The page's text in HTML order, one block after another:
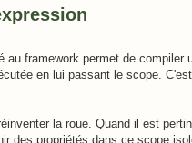
au framework permet de compiler
en lui passant le scope.
la roue. Quand il est
des propriétés dans ce scope